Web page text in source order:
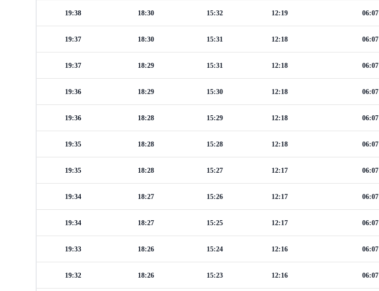
06:07
12:19
15:32
18:30
19:38
06:07
12:18
15:31
18:30
19:37
06:07
12:18
15:31
18:29
19:37
06:07
12:18
15:30
18:29
19:36
06:07
12:18
15:29
18:28
19:36
06:07
12:18
15:28
18:28
19:35
06:07
12:17
15:27
18:28
19:35
06:07
12:17
15:26
18:27
19:34
06:07
12:17
15:25
18:27
19:34
06:07
12:16
15:24
18:26
19:33
06:07
12:16
15:23
18:26
19:32